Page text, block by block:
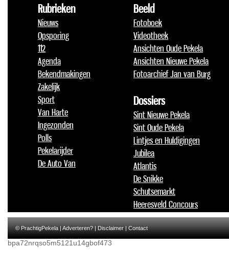
Rubrieken
Nieuws
Opsporing
112
Agenda
Bekendmakingen
Zakelijk
Sport
Van Harte
Ingezonden
Polls
Pekelarijder
De Auto Van
Beeld
Fotoboek
Videotheek
Ansichten Oude Pekela
Ansichten Nieuwe Pekela
Fotoarchief Jan van Burg
Dossiers
Sint Nieuwe Pekela
Sint Oude Pekela
Lintjes en Huldigingen
Jubilea
Atlantis
De Snikke
Schutsemarkt
Heeresveld Concours
© PrachtigPekela |Adverteren?|Disclaimer|Contact
bpa72nrqso5m5121u14gbof473